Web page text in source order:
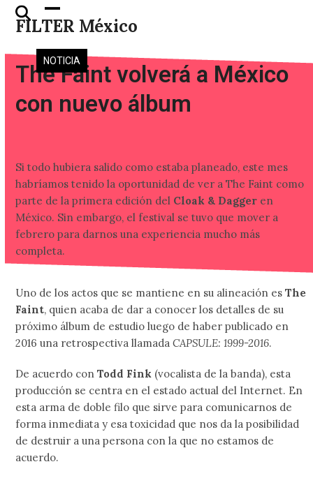
Skip
FILTER México
Open
mobile
menu
Close
mobile
menu
NOTICIA
The Faint volverá a México
con nuevo álbum
Si todo hubiera salido como estaba planeado, este mes
habríamos tenido la oportunidad de ver a The Faint como
parte de la primera edición del Cloak & Dagger en
México. Sin embargo, el festival se tuvo que mover a
febrero para darnos una experiencia mucho más
completa.
Uno de los actos que se mantiene en su alineación esThe
Faint, quien acaba de dar a conocer los detalles de su
próximo álbum de estudio luego de haber publicado en
2016 una retrospectiva llamadaCAPSULE: 1999-2016.
De acuerdo conTodd Fink (vocalista de la banda), esta
producción se centra en el estado actual del Internet. En
esta arma de doble filo que sirve para comunicarnos de
forma inmediata y esa toxicidad que nos da la posibilidad
de destruir a una persona con la que no estamos de
acuerdo.